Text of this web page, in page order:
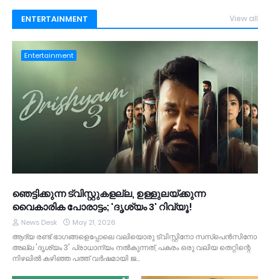
ENTERTAINMENT View all
Entertainment
ഞെട്ടിക്കുന്ന ട്വിസ്റ്റുകളല്ല, ഉള്ളുലയ്ക്കുന്ന
വൈകാരിക പോരാട്ടം; 'ദൃശ്യം 3' റിവ്യൂ!
News Desk May 21, 2026
ആദ്യ രണ്ട് ഭാഗങ്ങളെപ്പോലെ വലിയൊരു ട്വിസ്റ്റിനോ സസ്പെൻസിനോ
അല്ല 'ദൃശ്യം 3' പ്രാധാന്യം നൽകുന്നത്, പകരം ഒരു വലിയ തെറ്റിന്റെ
നിഴലിൽ കഴിഞ്ഞ പത്ത് വർഷമായി ജ…